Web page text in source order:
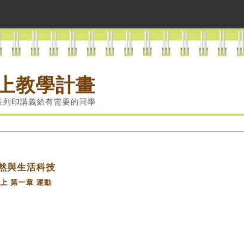
教學計畫
印講義給有需要的同學
與生活科技
第一章 運動